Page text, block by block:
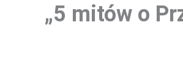
„5 mitów o